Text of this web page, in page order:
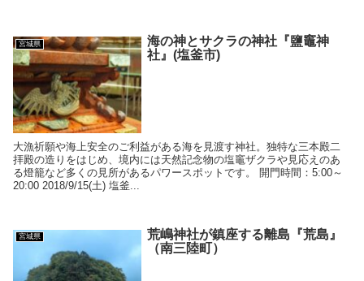
宮城県
海の神とサクラの神社『鹽竈神
社』(塩釜市)
大漁祈願や海上安全のご利益がある海を見渡す神社。独特な三本殿二
拝殿の造りをはじめ、境内には天然記念物の塩竈ザクラや見応えのあ
る燈籠など多くの見所があるパワースポットです。 開門時間：5:00～
20:00 2018/9/15(土) 塩釜...
宮城県
荒嶋神社が鎮座する離島『荒島』
（南三陸町）